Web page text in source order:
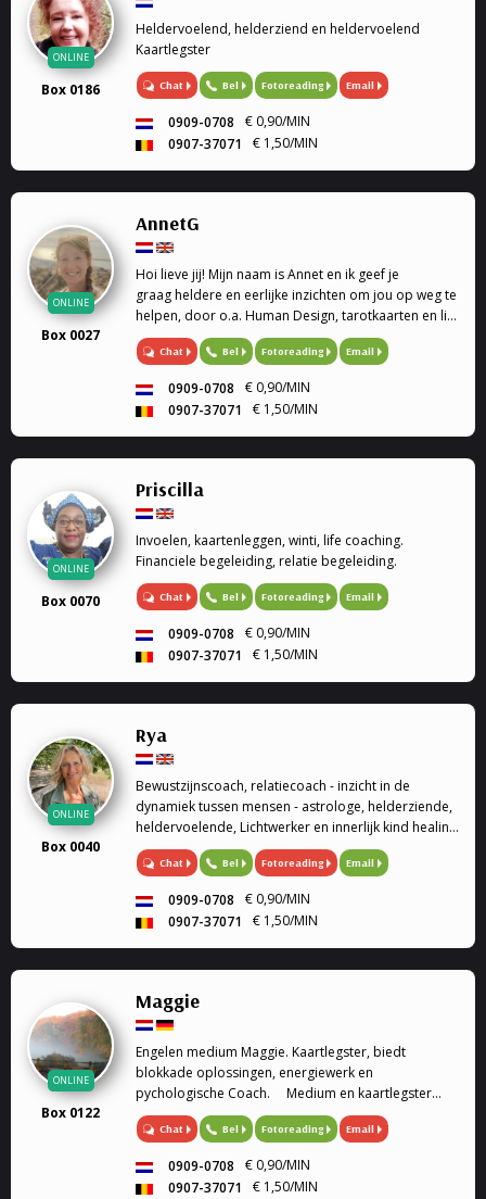
ONLINE
Box 0186
Heldervoelend, helderziend en heldervoelend
Kaartlegster
Chat Bel Fotoreading Email
0909-0708
€ 0,90/MIN
0907-37071
€ 1,50/MIN
ONLINE
Box 0027
AnnetG
Hoi lieve jij! Mijn naam is Annet en ik geef je
graag heldere en eerlijke inzichten om jou op weg te
helpen, door o.a. Human Design, tarotkaarten en life
coaching.
Chat Bel Fotoreading Email
0909-0708
€ 0,90/MIN
0907-37071
€ 1,50/MIN
ONLINE
Box 0070
Priscilla
Invoelen, kaartenleggen, winti, life coaching.
Financiele begeleiding, relatie begeleiding.
Chat Bel Fotoreading Email
0909-0708
€ 0,90/MIN
0907-37071
€ 1,50/MIN
ONLINE
Box 0040
Rya
Bewustzijnscoach, relatiecoach - inzicht in de
dynamiek tussen mensen - astrologe, helderziende,
heldervoelende, Lichtwerker en innerlijk kind healing
/ healing op afstand.
Chat Bel Fotoreading Email
0909-0708
€ 0,90/MIN
0907-37071
€ 1,50/MIN
ONLINE
Box 0122
Maggie
Engelen medium Maggie. Kaartlegster, biedt
blokkade oplossingen, energiewerk en
pychologische Coach. Medium en kaartlegster
Mijn gaven (heldervoelend, helderwetend,
helderruikend, energiewerk) zet ik graag in om
Chat Bel Fotoreading Email
0909-0708
€ 0,90/MIN
0907-37071
€ 1,50/MIN